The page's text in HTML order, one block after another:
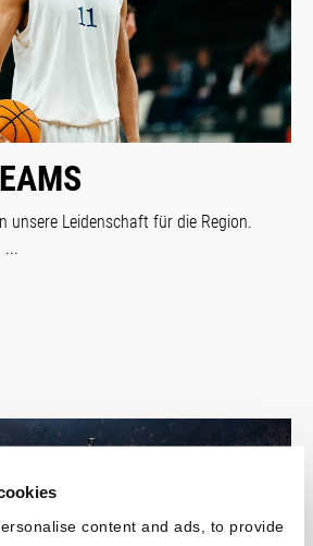
content and ads, to provide
unsere Leidenschaft für die Region.
...